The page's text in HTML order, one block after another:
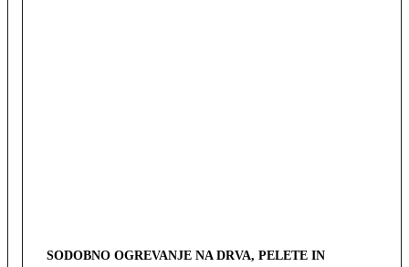
SODOBNO OGREVANJE NA DRVA, PELETE IN